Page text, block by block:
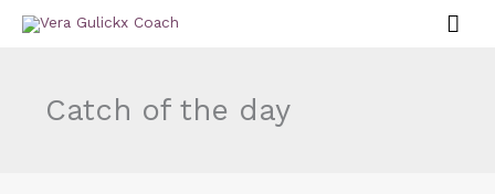
Catch of the day